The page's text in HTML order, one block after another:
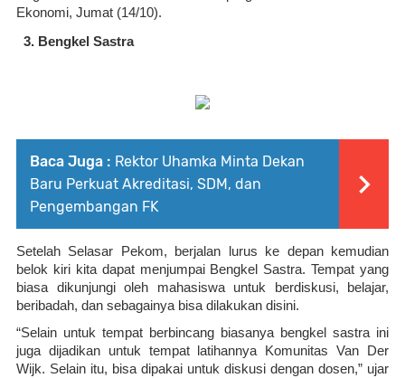
Ekonomi, Jumat (14/10).
Bengkel Sastra
Baca Juga : Rektor Uhamka Minta Dekan
Baru Perkuat Akreditasi, SDM, dan
Pengembangan FK
Setelah Selasar Pekom, berjalan lurus ke depan kemudian
belok kiri kita dapat menjumpai Bengkel Sastra. Tempat yang
biasa dikunjungi oleh mahasiswa untuk berdiskusi, belajar,
beribadah, dan sebagainya bisa dilakukan disini.
“Selain untuk tempat berbincang biasanya bengkel sastra ini
juga dijadikan untuk tempat latihannya Komunitas Van Der
Wijk. Selain itu, bisa dipakai untuk diskusi dengan dosen,” ujar